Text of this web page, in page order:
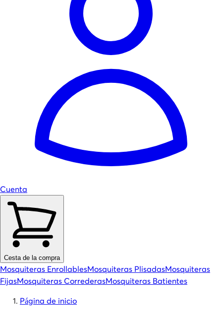
Cuenta
Cesta de la compra
Mosquiteras EnrollablesMosquiteras PlisadasMosquiteras
FijasMosquiteras CorrederasMosquiteras Batientes
Página de inicio